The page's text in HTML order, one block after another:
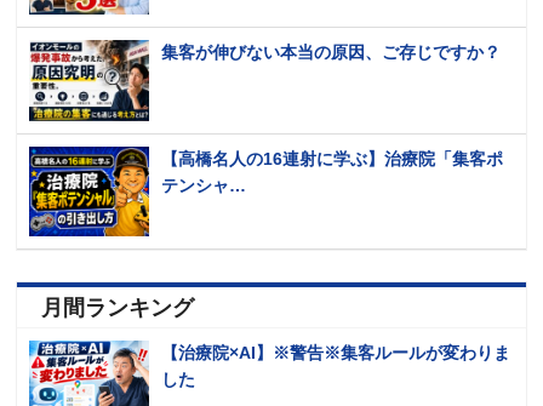
集客が伸びない本当の原因、ご存じですか？
【高橋名人の16連射に学ぶ】治療院「集客ポ
テンシャ…
月間ランキング
【治療院×AI】※警告※集客ルールが変わりま
した